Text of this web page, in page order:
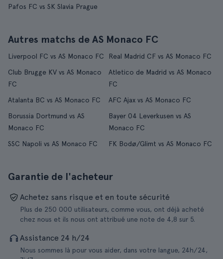
Pafos FC vs SK Slavia Prague
Autres matchs de AS Monaco FC
Liverpool FC vs AS Monaco FC
Real Madrid CF vs AS Monaco FC
Club Brugge KV vs AS Monaco
FC
Atletico de Madrid vs AS Monaco
FC
Atalanta BC vs AS Monaco FC
AFC Ajax vs AS Monaco FC
Borussia Dortmund vs AS
Monaco FC
Bayer 04 Leverkusen vs AS
Monaco FC
SSC Napoli vs AS Monaco FC
FK Bodø/Glimt vs AS Monaco FC
Garantie de l'acheteur
Achetez sans risque et en toute sécurité
Plus de 250 000 utilisateurs, comme vous, ont déjà acheté
chez nous et ils nous ont attribué une note de 4,8 sur 5.
Assistance 24 h/24
Nous sommes là pour vous aider, dans votre langue, 24h/24,